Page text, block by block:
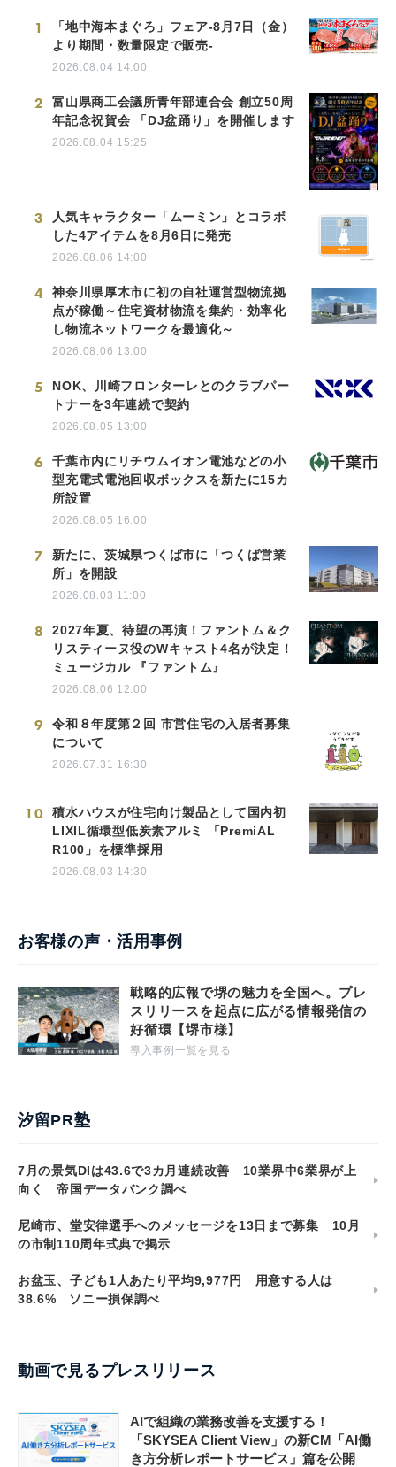
1
「地中海本まぐろ」フェア-8月7日（金）
より期間・数量限定で販売-
2026.08.04 14:00
2
富山県商工会議所青年部連合会 創立50周
年記念祝賀会 「DJ盆踊り」を開催します
2026.08.04 15:25
3
人気キャラクター「ムーミン」とコラボ
した4アイテムを8月6日に発売
2026.08.06 14:00
4
神奈川県厚木市に初の自社運営型物流拠
点が稼働～住宅資材物流を集約・効率化
し物流ネットワークを最適化～
2026.08.06 13:00
5
NOK、川崎フロンターレとのクラブパー
トナーを3年連続で契約
2026.08.05 13:00
6
千葉市内にリチウムイオン電池などの小
型充電式電池回収ボックスを新たに15カ
所設置
2026.08.05 16:00
7
新たに、茨城県つくば市に「つくば営業
所」を開設
2026.08.03 11:00
8
2027年夏、待望の再演！ファントム＆ク
リスティーヌ役のWキャスト4名が決定！
ミュージカル 『ファントム』
2026.08.06 12:00
9
令和８年度第２回 市営住宅の入居者募集
について
2026.07.31 16:30
10
積水ハウスが住宅向け製品として国内初
LIXIL循環型低炭素アルミ 「PremiAL
R100」を標準採用
2026.08.03 14:30
お客様の声・活用事例
戦略的広報で堺の魅力を全国へ。プレ
スリリースを起点に広がる情報発信の
好循環【堺市様】
導入事例一覧を見る
汐留PR塾
7月の景気DIは43.6で3カ月連続改善 10業界中6業界が上
向く 帝国データバンク調べ
尼崎市、堂安律選手へのメッセージを13日まで募集 10月
の市制110周年式典で掲示
お盆玉、子ども1人あたり平均9,977円 用意する人は
38.6% ソニー損保調べ
動画で見るプレスリリース
AIで組織の業務改善を支援する！
「SKYSEA Client View」の新CM「AI働
き方分析レポートサービス」篇を公開